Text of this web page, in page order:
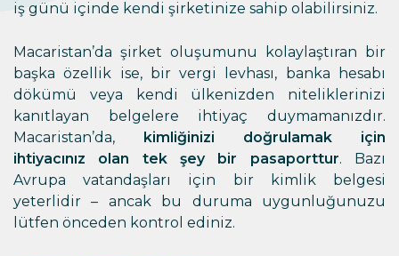
iş günü içinde kendi şirketinize sahip olabilirsiniz.
Macaristan’da şirket oluşumunu kolaylaştıran bir
başka özellik ise, bir vergi levhası, banka hesabı
dökümü veya kendi ülkenizden niteliklerinizi
kanıtlayan belgelere ihtiyaç duymamanızdır.
Macaristan’da, kimliğinizi doğrulamak için
ihtiyacınız olan tek şey bir pasaporttur. Bazı
Avrupa vatandaşları için bir kimlik belgesi
yeterlidir – ancak bu duruma uygunluğunuzu
lütfen önceden kontrol ediniz.